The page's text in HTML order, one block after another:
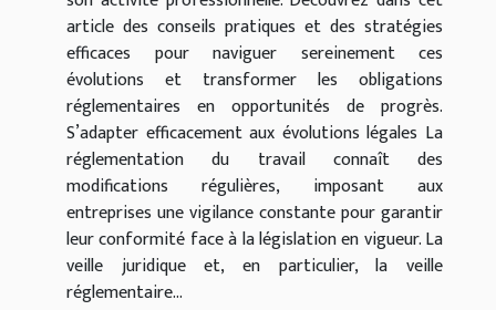
article des conseils pratiques et des stratégies
efficaces pour naviguer sereinement ces
évolutions et transformer les obligations
réglementaires en opportunités de progrès.
S’adapter efficacement aux évolutions légales La
réglementation du travail connaît des
modifications régulières, imposant aux
entreprises une vigilance constante pour garantir
leur conformité face à la législation en vigueur. La
veille juridique et, en particulier, la veille
réglementaire...